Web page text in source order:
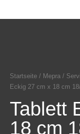
Startseite / Mepra /
Eckig 27 cm x 18 cm
Tablett
18 cm